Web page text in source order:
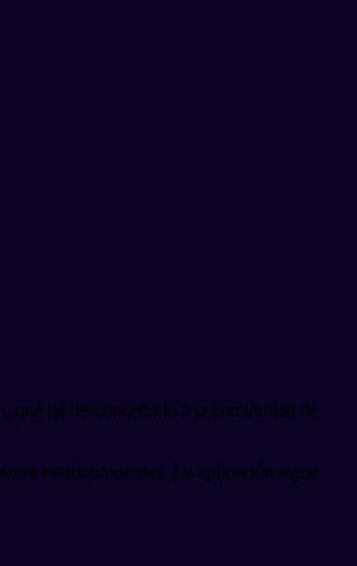
ha desconcertado a la comunidad de
estadounidenses. La aplicación sigue